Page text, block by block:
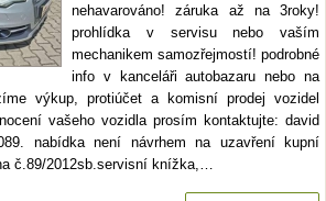
nehavarováno! záruka až na 3roky!
prohlídka v servisu nebo vaším
mechanikem samozřejmostí! podrobné
info v kanceláři autobazaru nebo na
výkup, protiúčet a komisní prodej vozidel
vašeho vozidla prosím kontaktujte: david
nabídka není návrhem na uzavření kupní
č.89/2012sb.servisní knížka,…